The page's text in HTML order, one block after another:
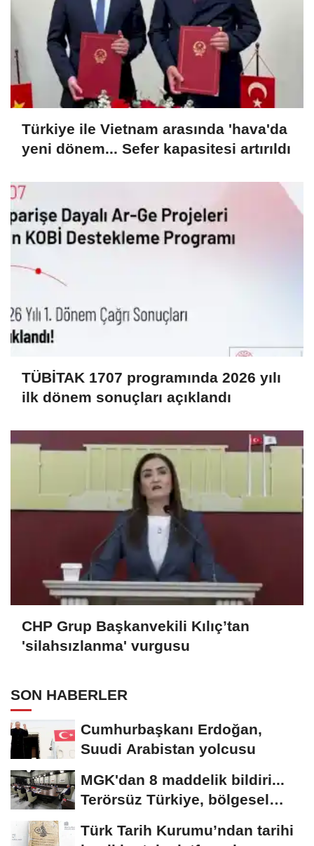
Türkiye ile Vietnam arasında 'hava'da
yeni dönem... Sefer kapasitesi artırıldı
TÜBİTAK 1707 programında 2026 yılı
ilk dönem sonuçları açıklandı
CHP Grup Başkanvekili Kılıç’tan
'silahsızlanma' vurgusu
SON HABERLER
Cumhurbaşkanı Erdoğan,
Suudi Arabistan yolcusu
MGK'dan 8 maddelik bildiri...
Terörsüz Türkiye, bölgesel
Türk Tarih Kurumu’ndan tarihi